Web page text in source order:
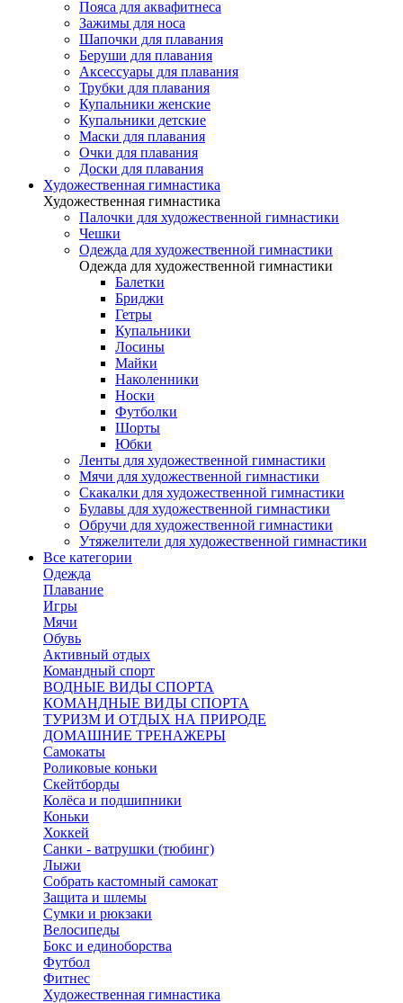
Пояса для аквафитнеса
Зажимы для носа
Шапочки для плавания
Беруши для плавания
Аксессуары для плавания
Трубки для плавания
Купальники женские
Купальники детские
Маски для плавания
Очки для плавания
Доски для плавания
Художественная гимнастика
Художественная гимнастика
Палочки для художественной гимнастики
Чешки
Одежда для художественной гимнастики
Одежда для художественной гимнастики
Балетки
Бриджи
Гетры
Купальники
Лосины
Майки
Наколенники
Носки
Футболки
Шорты
Юбки
Ленты для художественной гимнастики
Мячи для художественной гимнастики
Скакалки для художественной гимнастики
Булавы для художественной гимнастики
Обручи для художественной гимнастики
Утяжелители для художественной гимнастики
Все категории
Одежда
Плавание
Игры
Мячи
Обувь
Активный отдых
Командный спорт
ВОДНЫЕ ВИДЫ СПОРТА
КОМАНДНЫЕ ВИДЫ СПОРТА
ТУРИЗМ И ОТДЫХ НА ПРИРОДЕ
ДОМАШНИЕ ТРЕНАЖЕРЫ
Самокаты
Роликовые коньки
Скейтборды
Колёса и подшипники
Коньки
Хоккей
Санки - ватрушки (тюбинг)
Лыжи
Собрать кастомный самокат
Защита и шлемы
Сумки и рюкзаки
Велосипеды
Бокс и единоборства
Футбол
Фитнес
Художественная гимнастика